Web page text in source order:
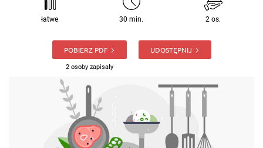
łatwe 30 min. 2 os.
POBIERZ PDF
2 osoby zapisały
UDOSTĘPNIJ